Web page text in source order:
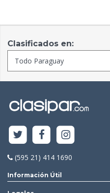
Clasificados en:
(595 21) 414 1690
Información Útil